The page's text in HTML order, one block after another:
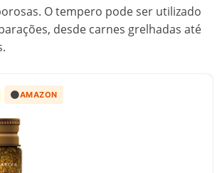
O tempero pode ser utilizado
desde carnes grelhadas até
🟠AMAZON